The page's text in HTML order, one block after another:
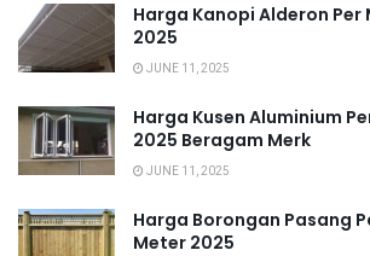
Harga Kanopi Alderon Per
2025
JUNE 11, 2025
Harga Kusen Aluminium
2025 Beragam Merk
JUNE 11, 2025
Harga Borongan Pasang
Meter 2025